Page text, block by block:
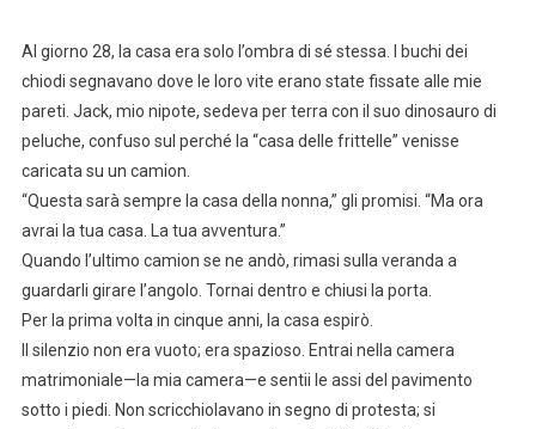
Al giorno 28, la casa era solo l’ombra di sé stessa. I buchi dei
chiodi segnavano dove le loro vite erano state fissate alle mie
pareti. Jack, mio nipote, sedeva per terra con il suo dinosauro di
peluche, confuso sul perché la “casa delle frittelle” venisse
caricata su un camion.
“Questa sarà sempre la casa della nonna,” gli promisi. “Ma ora
avrai la tua casa. La tua avventura.”
Quando l’ultimo camion se ne andò, rimasi sulla veranda a
guardarli girare l’angolo. Tornai dentro e chiusi la porta.
Per la prima volta in cinque anni, la casa espirò.
Il silenzio non era vuoto; era spazioso. Entrai nella camera
matrimoniale—la mia camera—e sentii le assi del pavimento
sotto i piedi. Non scricchiolavano in segno di protesta; si